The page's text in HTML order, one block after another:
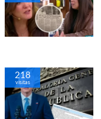
218
visitas